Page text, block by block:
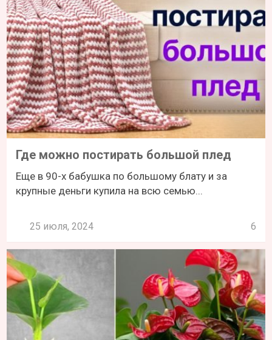
Где можно постирать большой плед
Еще в 90-х бабушка по большому блату и за
крупные деньги купила на всю семью...
25 июля, 2024 6